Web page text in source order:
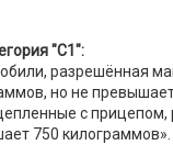
"C1":
разрешённая
но не
с
750 килограммов».